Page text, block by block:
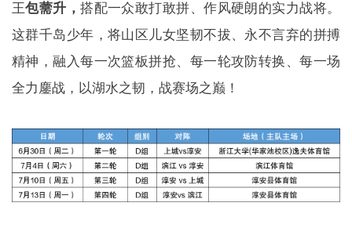
王包薷升 ，搭配一众敢打敢拼、作风硬朗的实力战将。
这群千岛少年，将山区儿女坚韧不拔、永不言弃的拼搏
精神，融入每一次篮板拼抢、每一轮攻防转换、每一场
全力鏖战，以湖水之韧，战赛场之巅！